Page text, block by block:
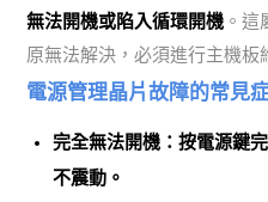
無法開機或陷入循環開機 。
原無法解決，必須進行主機板
電源管理晶片故障的常見
完全無法開機 ：按電源鍵
不震動。